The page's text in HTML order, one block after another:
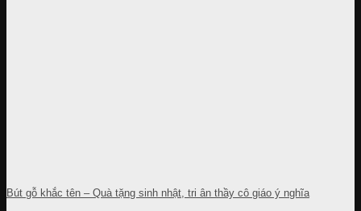
Bút gỗ khắc tên – Quà tặng sinh nhật, tri ân thầy cô giáo ý nghĩa